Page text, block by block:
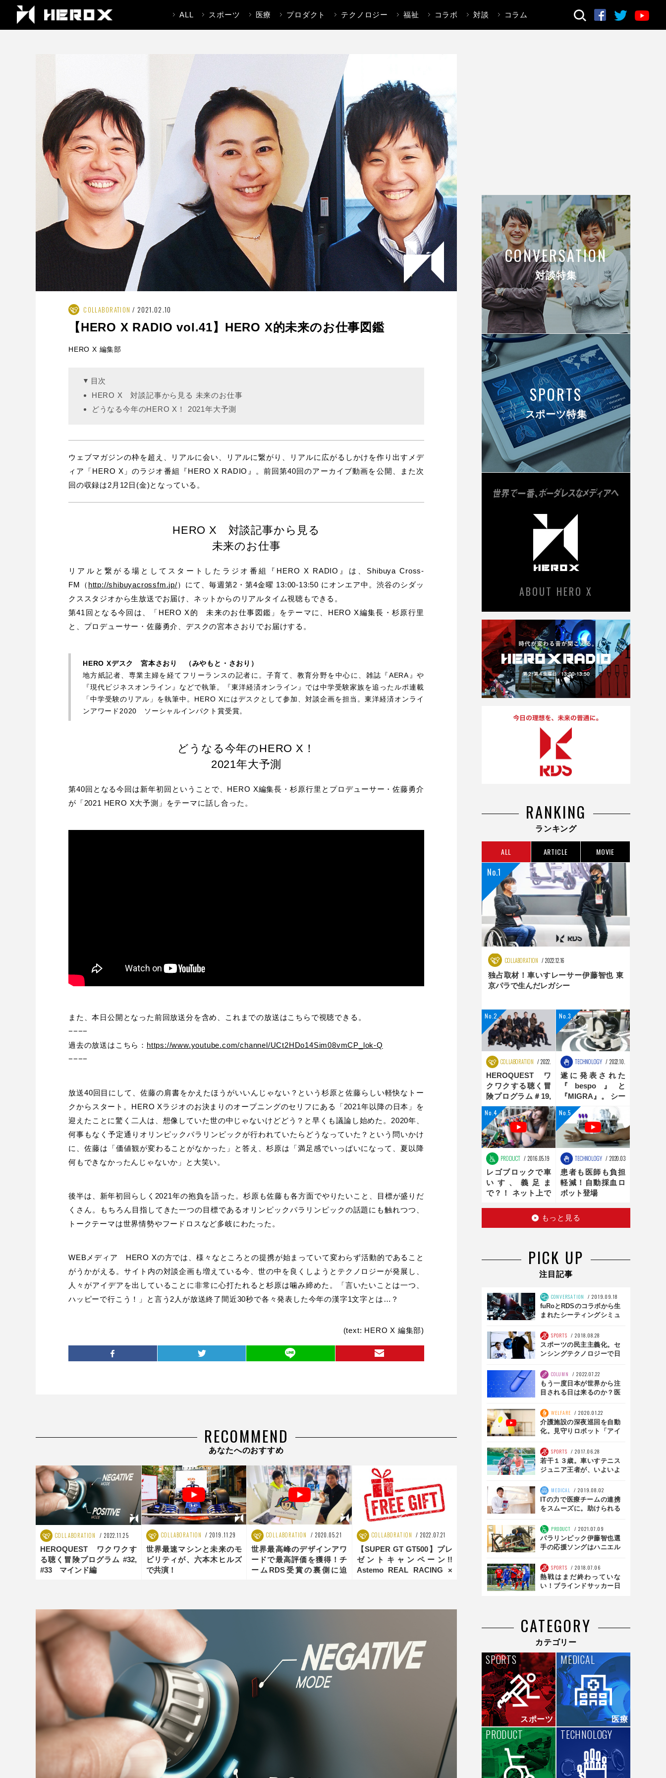
ALL スポーツ 医療 プロダクト テクノロジー 福祉 コラボ 対談 コラム 検索
COLLABORATION 2021.02.10
【HERO X RADIO vol.41】HERO X的未来のお仕事図鑑
HERO X 編集部
目次
HERO X 対談記事から見る 未来のお仕事
どうなる今年のHERO X！ 2021年大予測
ウェブマガジンの枠を超え、リアルに会い、リアルに繋がり、リアルに広がるしかけを作り出すメデ
ィア「HERO X」のラジオ番組『HERO X RADIO』。前回第40回のアーカイブ動画を公開、また次
回の収録は2月12日(金)となっている。
HERO X 対談記事から見る
未来のお仕事
リアルと繋がる場としてスタートしたラジオ番組『HERO X RADIO』は、Shibuya Cross-
FM（ http://shibuyacrossfm.jp/）にて、毎週第2・第4金曜 13:00-13:50 にオンエア中。渋谷のシダッ
クススタジオから生放送でお届け、ネットからのリアルタイム視聴もできる。
第41回となる今回は、「HERO X的 未来のお仕事図鑑」をテーマに、HERO X編集長・杉原行里
と、プロデューサー・佐藤勇介、デスクの宮本さおりでお届けする。
HERO Xデスク 宮本さおり （みやもと・さおり）
地方紙記者、専業主婦を経てフリーランスの記者に。子育て、教育分野を中心に、雑誌『AERA』や
『現代ビジネスオンライン』などで執筆。『東洋経済オンライン』では中学受験家族を追ったルポ連載
「中学受験のリアル」を執筆中。HERO Xにはデスクとして参加、対談企画を担当。東洋経済オンライ
ンアワード2020 ソーシャルインパクト賞受賞。
どうなる今年のHERO X！
2021年大予測
第40回となる今回は新年初回ということで、HERO X編集長・杉原行里とプロデューサー・佐藤勇介
が「2021 HERO X大予測」をテーマに話し合った。
また、本日公開となった前回放送分を含め、これまでの放送はこちらで視聴できる。
−−−−
過去の放送はこちら： https://www.youtube.com/channel/UCt2HDo14Sim08vmCP_lok-Q
−−−−
放送40回目にして、佐藤の肩書をかえたほうがいいんじゃない？という杉原と佐藤らしい軽快なトー
クからスタート。HERO Xラジオのお決まりのオープニングのセリフにある「2021年以降の日本」を
迎えたことに驚く二人は、想像していた世の中じゃないけどどう？と早くも議論し始めた。2020年、
何事もなく予定通りオリンピックパラリンピックが行われていたらどうなっていた？という問いかけ
に、佐藤は「価値観が変わることがなかった」と答え、杉原は「満足感でいっぱいになって、夏以降
何もできなかったんじゃないか」と大笑い。
後半は、新年初回らしく2021年の抱負を語った。杉原も佐藤も各方面でやりたいこと、目標が盛りだ
くさん。もちろん目指してきた一つの目標であるオリンピックパラリンピックの話題にも触れつつ、
トークテーマは世界情勢やフードロスなど多岐にわたった。
WEBメディア HERO Xの方では、様々なところとの提携が始まっていて変わらず活動的であること
がうかがえる。サイト内の対談企画も増えている今、世の中を良くしようとテクノロジーが発展し、
人々がアイデアを出していることに非常に心打たれると杉原は噛み締めた。「言いたいことは一つ、
ハッピーで行こう！」と言う2人が放送終了間近30秒で各々発表した今年の漢字1文字とは…？
(text: HERO X 編集部)
RECOMMEND
あなたへのおすすめ
COLLABORATION 2022.11.25
HEROQUEST ワクワクす
る聴く冒険プログラム #32,
#33 マインド編
COLLABORATION 2019.11.29
世界最速マシンと未来のモ
ビリティが、六本木ヒルズ
で共演！
COLLABORATION 2020.05.21
世界最高峰のデザインアワ
ードで最高評価を獲得！チ
ームRDS受賞の裏側に迫
COLLABORATION 2022.07.21
【SUPER GT GT500】プレ
ゼントキャンペーン!!
Astemo REAL RACING ×
CONVERSATION
対談特集
SPORTS
スポーツ特集
ABOUT HERO X
RANKING
ランキング
ALL ARTICLE MOVIE
COLLABORATION 2022.12.16
独占取材！車いすレーサー伊藤智也 東
京パラで生んだレガシー
COLLABORATION 2022.08.25
HEROQUEST ワ
クワクする聴く冒
険プログラム＃19,
＃20 ダンス編
TECHNOLOGY 2022.10.31
遂に発表された
『bespo』と
『MIGRA』。 シー
ティングポジショ
ンの最適化は、新
時代へ
PRODUCT 2016.05.19
レゴブロックで車
いす、義足ま
で？！ ネット上で
TECHNOLOGY 2020.03.16
患者も医師も負担
軽減！自動採血ロ
ボット登場
もっと見る
PICK UP
注目記事
CONVERSATION
2019.09.18
fuRoとRDSのコラボから生
まれたシーティングシミュ
編 SPORTS
2018.08.28
スポーツの民主主義化。セ
ンシングテクノロジーで日
COLUMN
2022.07.22
もう一度日本が世界から注
目される日は来るのか？医
WELFARE
2020.01.22
介護施設の深夜巡回を自動
化。見守りロボット「アイ
SPORTS
2017.06.28
若干１３歳。車いすテニス
ジュニア王者が、いよいよ
【HEROS】
MEDICAL
2019.08.02
ITの力で医療チームの連携
をスムーズに。助けられる
挑戦PRODUCT
2021.07.09
パラリンピック伊藤智也選
手の応援ソングはハニエル
公開SPORTS
2018.07.06
熱戦はまだ終わっていな
い！ブラインドサッカー日
CATEGORY
カテゴリー
スポーツ
SPORTS
医療
MEDICAL
PRODUCT TECHNOLOGY